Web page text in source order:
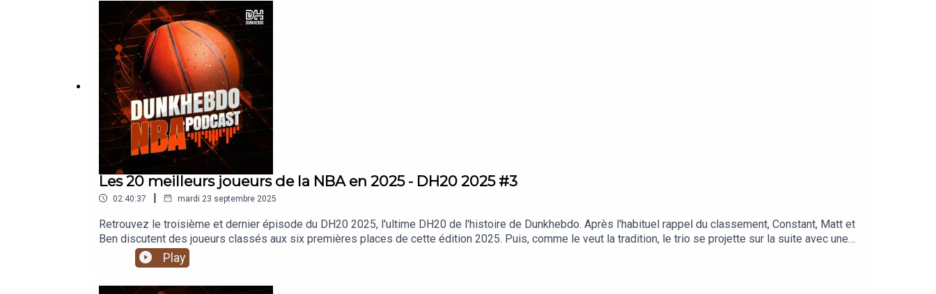
Les 20 meilleurs joueurs de la NBA en 2025 - DH20 2025 #3
02:40:37 | mardi 23 septembre 2025
Retrouvez le troisième et dernier épisode du DH20 2025, l'ultime DH20 de l'histoire de Dunkhebdo. Après l'habituel rappel du classement, Constant, Matt et
Ben discutent des joueurs classés aux six premières places de cette édition 2025. Puis, comme le veut la tradition, le trio se projette sur la suite avec une
grande question: qui sera le prochain joueur à déloger le joueur classé à la première place ? Habillage sonore : Peluda ProductionPodcast enregistré le
20.09.2025Avec Matt, Constant et Ben.Pour contacter le podcast: podcast[@]dunkhebdo.frIntroduction - (0:00)Rappel du classement et des règles du DH20 -
Play